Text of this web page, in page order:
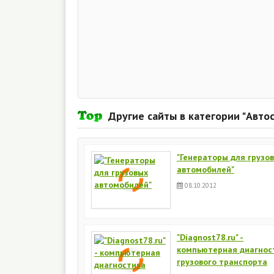
Другие сайты в категории
"Генераторы для
автомобилей"
08.10.2012
"Diagnost78.ru" -
компьютерная
грузового транспорта